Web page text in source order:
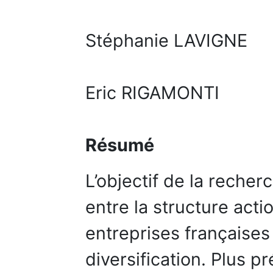
Stéphanie LAVIGNE
Eric RIGAMONTI
Résumé
L’objectif de la
entre la structure
entreprises
diversification. Plus